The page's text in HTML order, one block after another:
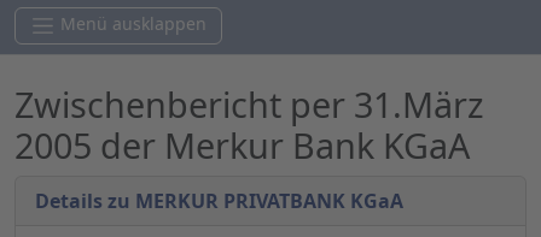
Menü ausklappen
Zwischenbericht per 31.März
2005 der Merkur Bank KGaA
Details zu MERKUR PRIVATBANK KGaA